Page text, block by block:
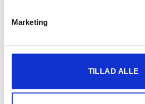
Marketing
TILLAD ALLE